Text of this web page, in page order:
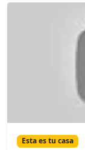
Esta es tu casa